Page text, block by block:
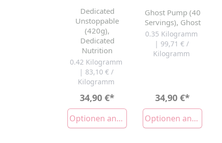
Dedicated
Unstoppable
(420g),
Dedicated
Nutrition
0.42 Kilogramm
| 83,10 € /
Kilogramm
34,90 €*
Optionen anzeigen
Ghost Pump (40
Servings), Ghost
0.35 Kilogramm
| 99,71 € /
Kilogramm
34,90 €*
Optionen anzeigen